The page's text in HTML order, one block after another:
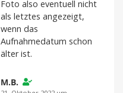
Foto also eventuell nicht
als letztes angezeigt,
wenn das
Aufnahmedatum schon
älter ist.
M.B.